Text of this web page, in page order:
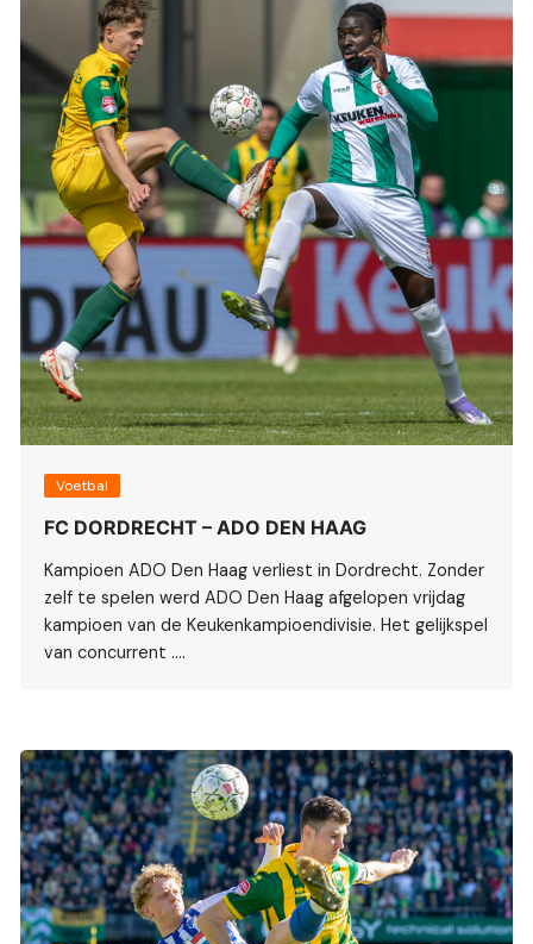
Voetbal
FC DORDRECHT – ADO DEN HAAG
Kampioen ADO Den Haag verliest in Dordrecht. Zonder
zelf te spelen werd ADO Den Haag afgelopen vrijdag
kampioen van de Keukenkampioendivisie. Het gelijkspel
van concurrent ….